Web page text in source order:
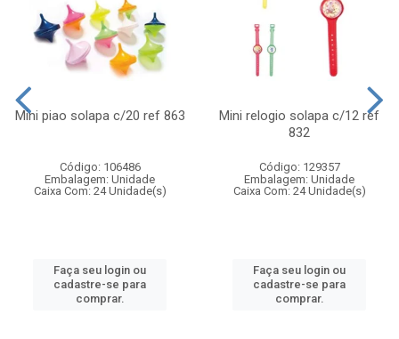
Mini piao solapa c/20 ref 863
Código: 106486
Embalagem: Unidade
Caixa Com: 24 Unidade(s)
Faça seu login ou
cadastre-se para
comprar.
Mini relogio solapa c/12 ref
832
Código: 129357
Embalagem: Unidade
Caixa Com: 24 Unidade(s)
Faça seu login ou
cadastre-se para
comprar.